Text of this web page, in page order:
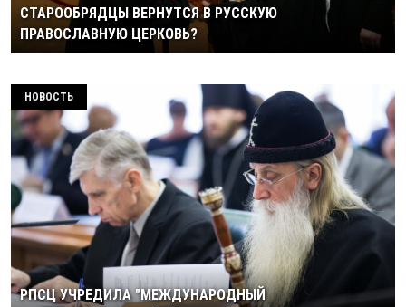
СТАРООБРЯДЦЫ ВЕРНУТСЯ В РУССКУЮ
ПРАВОСЛАВНУЮ ЦЕРКОВЬ?
НОВОСТЬ
РПСЦ УЧРЕДИЛА "МЕЖДУНАРОДНЫЙ